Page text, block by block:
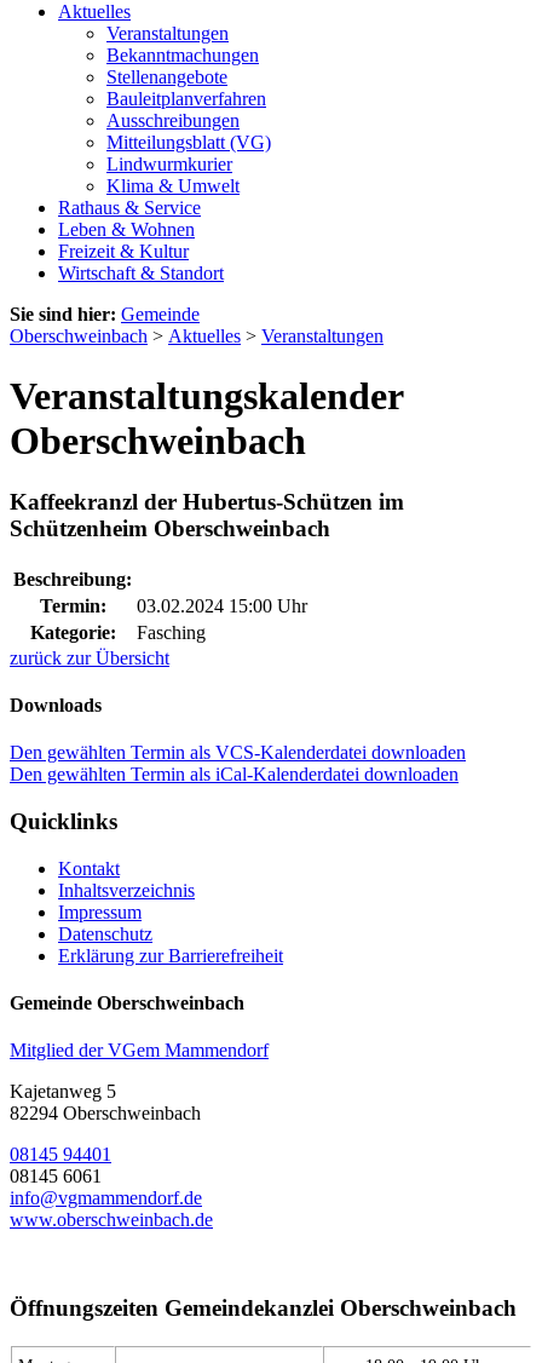
Aktuelles
Veranstaltungen
Bekanntmachungen
Stellenangebote
Bauleitplanverfahren
Ausschreibungen
Mitteilungsblatt (VG)
Lindwurmkurier
Klima & Umwelt
Rathaus & Service
Leben & Wohnen
Freizeit & Kultur
Wirtschaft & Standort
Sie sind hier: Gemeinde
Oberschweinbach > Aktuelles > Veranstaltungen
Veranstaltungskalender
Oberschweinbach
Kaffeekranzl der Hubertus-Schützen im
Schützenheim Oberschweinbach
Beschreibung:
Termin:
03.02.2024 15:00 Uhr
Kategorie:
Fasching
zurück zur Übersicht
Downloads
Den gewählten Termin als VCS-Kalenderdatei downloaden
Den gewählten Termin als iCal-Kalenderdatei downloaden
Quicklinks
Kontakt
Inhaltsverzeichnis
Impressum
Datenschutz
Erklärung zur Barrierefreiheit
Gemeinde Oberschweinbach
Mitglied der VGem Mammendorf
Kajetanweg 5
82294 Oberschweinbach
08145 94401
08145 6061
info@vgmammendorf.de
www.oberschweinbach.de
Öffnungszeiten Gemeindekanzlei Oberschweinbach